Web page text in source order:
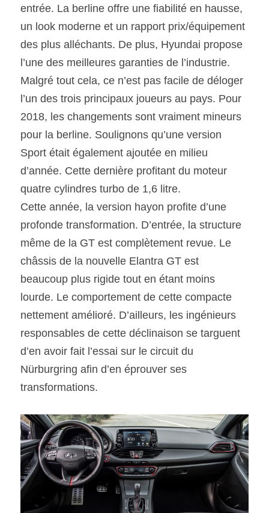
entrée. La berline offre une fiabilité en hausse,
un look moderne et un rapport prix/équipement
des plus alléchants. De plus, Hyundai propose
l’une des meilleures garanties de l’industrie.
Malgré tout cela, ce n’est pas facile de déloger
l’un des trois principaux joueurs au pays. Pour
2018, les changements sont vraiment mineurs
pour la berline. Soulignons qu’une version
Sport était également ajoutée en milieu
d’année. Cette dernière profitant du moteur
quatre cylindres turbo de 1,6 litre.
Cette année, la version hayon profite d’une
profonde transformation. D’entrée, la structure
même de la GT est complètement revue. Le
châssis de la nouvelle Elantra GT est
beaucoup plus rigide tout en étant moins
lourde. Le comportement de cette compacte
nettement amélioré. D’ailleurs, les ingénieurs
responsables de cette déclinaison se targuent
d’en avoir fait l’essai sur le circuit du
Nürburgring afin d’en éprouver ses
transformations.